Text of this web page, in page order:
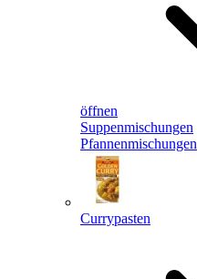
öffnen
Suppenmischungen
Pfannenmischungen
Currypasten